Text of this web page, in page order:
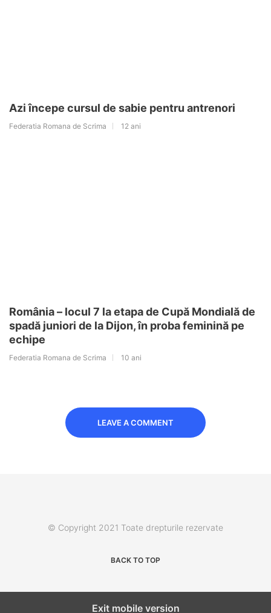
Azi începe cursul de sabie pentru antrenori
Federatia Romana de Scrima 12 ani
România – locul 7 la etapa de Cupă Mondială de
spadă juniori de la Dijon, în proba feminină pe
echipe
Federatia Romana de Scrima 10 ani
LEAVE A COMMENT
© Copyright 2021 Toate drepturile rezervate
BACK TO TOP
Exit mobile version